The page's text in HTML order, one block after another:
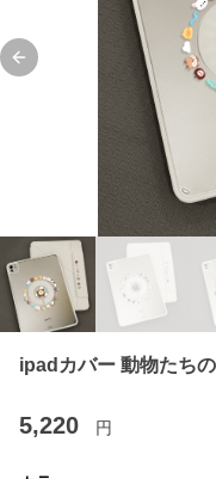
Previous slide
ipadカバー 動物たち
5,220 円